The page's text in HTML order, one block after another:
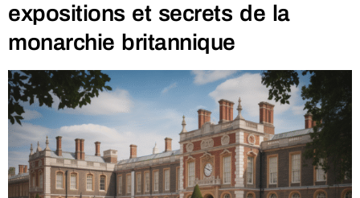
expositions et secrets de la
monarchie britannique